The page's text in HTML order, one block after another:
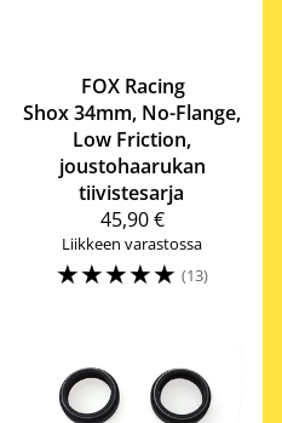
FOX Racing
Shox34mm, No-Flange,
Low Friction,
joustohaarukan
tiivistesarja
45,90 €
Liikkeen varastossa
☆☆☆☆☆ (13)